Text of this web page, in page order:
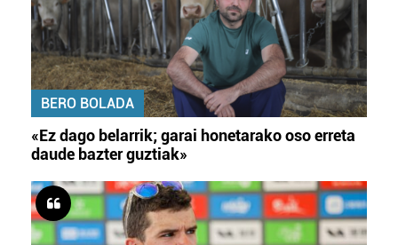
BERO BOLADA
«Ez dago belarrik; garai honetarako oso erreta
daude bazter guztiak»